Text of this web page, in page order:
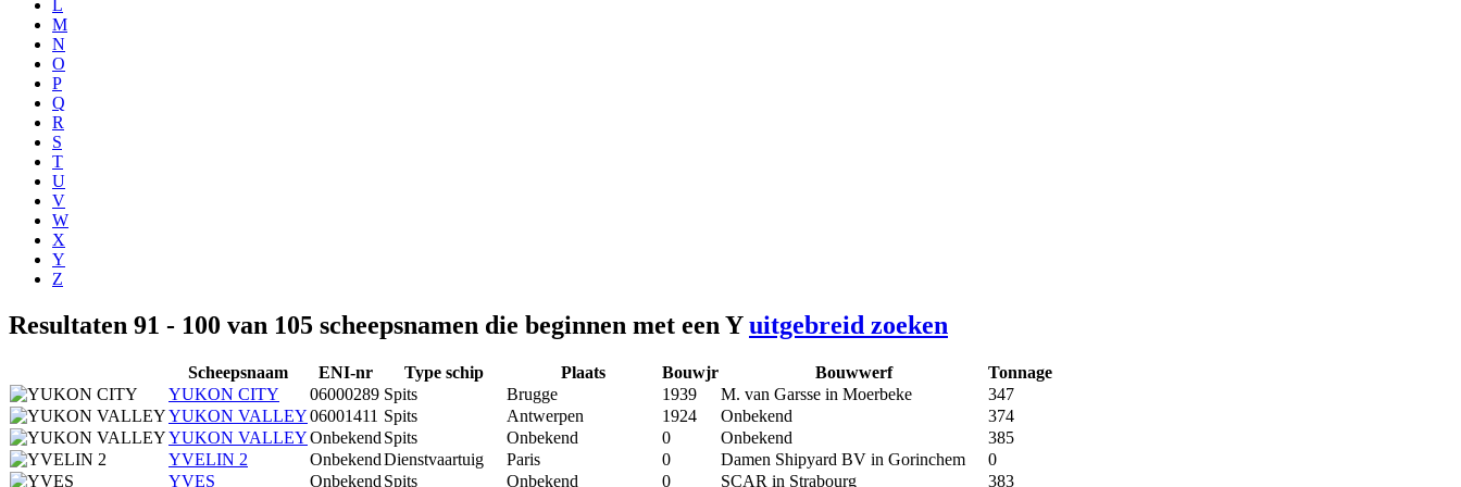
L
M
N
O
P
Q
R
S
T
U
V
W
X
Y
Z
Resultaten 91 - 100 van 105 scheepsnamen die beginnen met een Yuitgebreid zoeken
Scheepsnaam ENI-nr Type schip Plaats Bouwjr Bouwwerf
Tonnage
YUKON CITY
06000289 Spits Brugge 1939 M. van Garsse in Moerbeke
347
YUKON VALLEY06001411 Spits Antwerpen 1924 Onbekend
374
YUKON VALLEYOnbekend Spits Onbekend 0 Onbekend
385
YVELIN 2
OnbekendDienstvaartuig Paris 0 Damen Shipyard BV in Gorinchem
0
YVES
Onbekend Spits Onbekend 0 SCAR in Strabourg 383